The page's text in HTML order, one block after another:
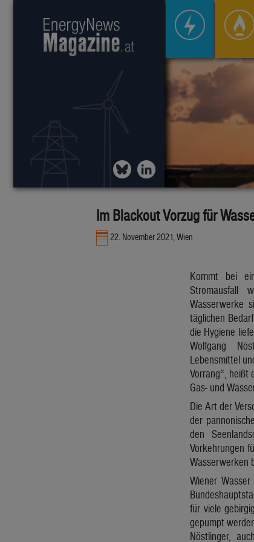
Im Blackout Vorzug für
22. November 2021, Wien
Kommt bei
Stromausfall
Wasserwerke
täglichen
die Hygiene
Wolfgang
Lebensmittel
Vorrang“, heißt
Gas- und
Die Art der
der
den
Vorkehrungen
Wasserwerken
Wiener
für viele
gepumpt
Nöstlinger,